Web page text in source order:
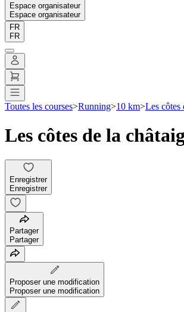
Espace organisateur
Espace organisateur
FR
FR
Toutes les courses>Running>10 km>Les côtes
Les côtes de la
Enregistrer
Enregistrer
Partager
Partager
Proposer une modification
Proposer une modification